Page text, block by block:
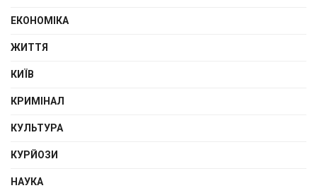
ЕКОНОМІКА
ЖИТТЯ
КИЇВ
КРИМІНАЛ
КУЛЬТУРА
КУРЙОЗИ
НАУКА